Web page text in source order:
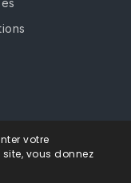
votre
vous donnez